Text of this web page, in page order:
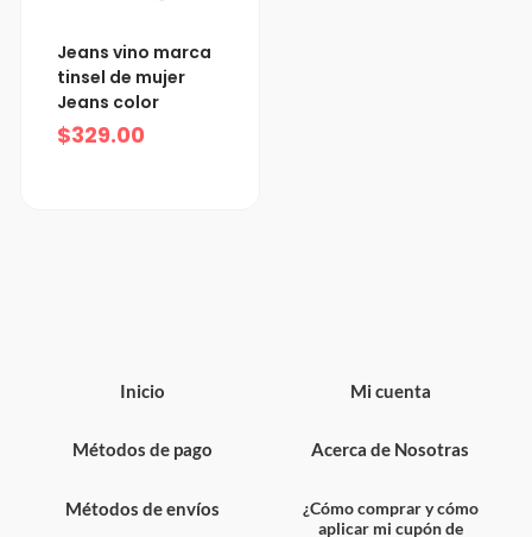
Jeans vino marca
tinsel de mujer
Jeans color
$329.00
Inicio
Métodos de pago
Métodos de envíos
Mi cuenta
Acerca de Nosotras
¿Cómo comprar y cómo
aplicar mi cupón de